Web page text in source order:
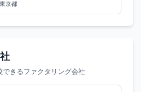
東京都
できるファクタリング会社